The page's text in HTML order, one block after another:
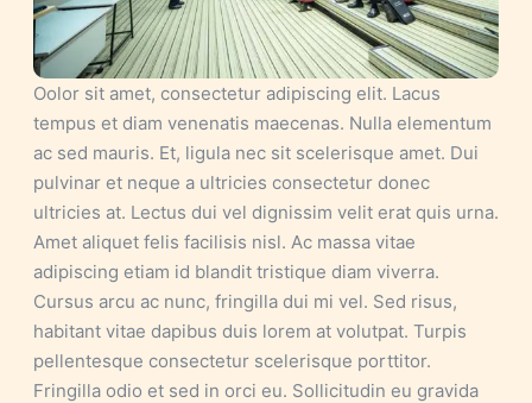
Oolor sit amet, consectetur adipiscing elit. Lacus
tempus et diam venenatis maecenas. Nulla elementum
ac sed mauris. Et, ligula nec sit scelerisque amet. Dui
pulvinar et neque a ultricies consectetur donec
ultricies at. Lectus dui vel dignissim velit erat quis urna.
Amet aliquet felis facilisis nisl. Ac massa vitae
adipiscing etiam id blandit tristique diam viverra.
Cursus arcu ac nunc, fringilla dui mi vel. Sed risus,
habitant vitae dapibus duis lorem at volutpat. Turpis
pellentesque consectetur scelerisque porttitor.
Fringilla odio et sed in orci eu. Sollicitudin eu gravida